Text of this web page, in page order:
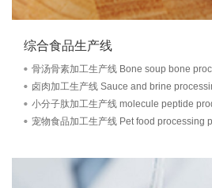
综合食品生产线
骨汤骨素加工生产线 Bone soup bone
卤肉加工生产线 Sauce and brine
小分子肽加工生产线 molecule peptide
宠物食品加工生产线 Pet food processing